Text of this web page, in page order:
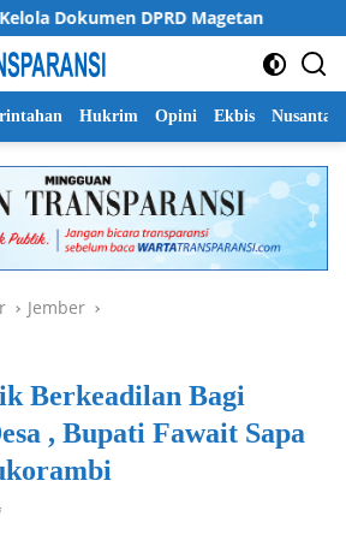
DPRD Magetan
Hukrim Opini Ekbis Nusantara
Jember
Berkeadilan Bagi
, Bupati Fawait Sapa